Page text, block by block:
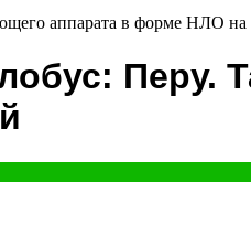
аппарата в форме НЛО
Перу.